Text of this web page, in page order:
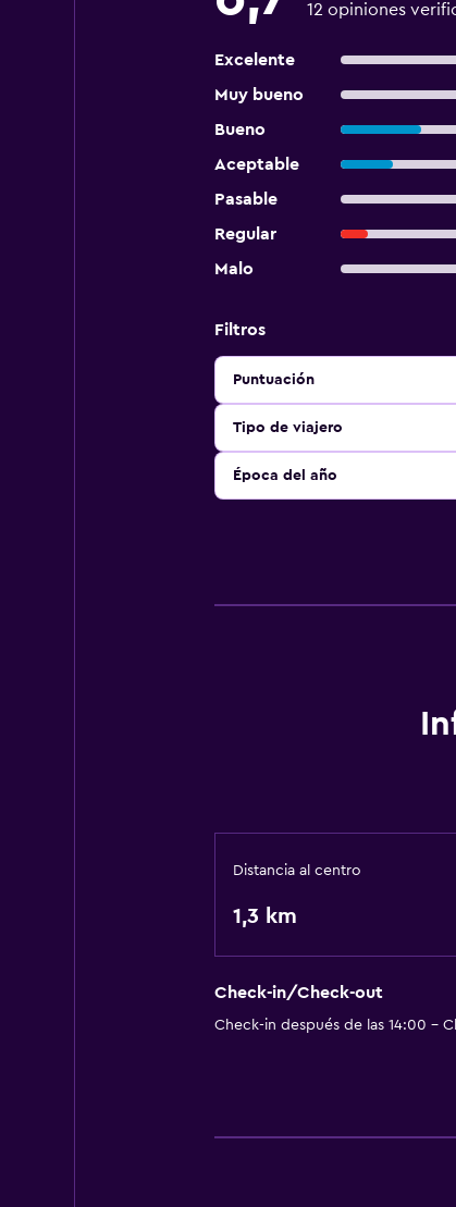
12 opiniones
Excelente
Muy bueno
Bueno
Aceptable
Pasable
Regular
Malo
Filtros
Puntuación
Tipo de viajero
Época del año
Distancia al centro
1,3 km
Check-in/Check-out
Check-in después de las 14:00 -